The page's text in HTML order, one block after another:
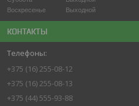
Воскресенье
Выходной
КОНТАКТЫ
+375 (16) 255-08-12
+375 (16) 255-08-13
+375 (44) 555-93-88